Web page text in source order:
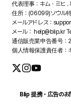
代表理事：キム・ミ
住所：(06099)ソウル
メールアドレス：
メール： help@blip.kr
通信販売業申告番号：
個人情報保護責任者：
Blip 提携・広告のお